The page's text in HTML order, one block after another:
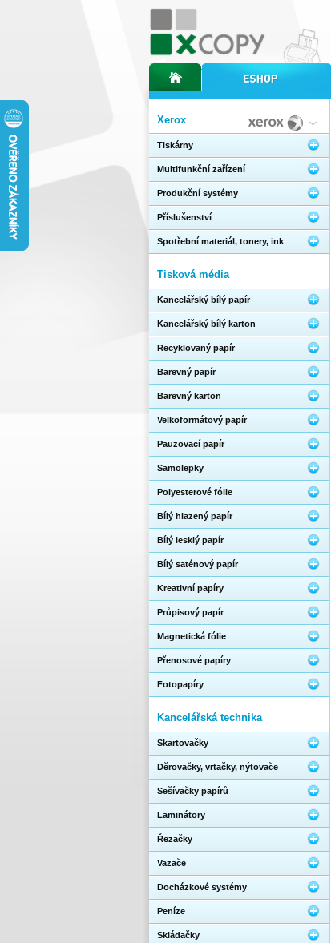
Xerox
Tiskárny
Multifunkční zařízení
Produkční systémy
Příslušenství
Spotřební materiál, tonery, ink
Tisková média
Kancelářský bílý papír
Kancelářský bílý karton
Recyklovaný papír
Barevný papír
Barevný karton
Velkoformátový papír
Pauzovací papír
Samolepky
Polyesterové fólie
Bílý hlazený papír
Bílý lesklý papír
Bílý saténový papír
Kreativní papíry
Průpisový papír
Magnetická fólie
Přenosové papíry
Fotopapíry
Kancelářská technika
Skartovačky
Děrovačky, vrtačky, nýtovače
Sešívačky papírů
Laminátory
Řezačky
Vazače
Docházkové systémy
Peníze
Skládačky
úvodní stránka xcopyinternetový obchod xcopy